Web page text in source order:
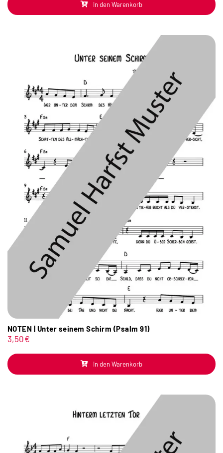
In den Warenkorb
NOTEN | Unter seinem Schirm (Psalm 91)
3,50€
In den Warenkorb